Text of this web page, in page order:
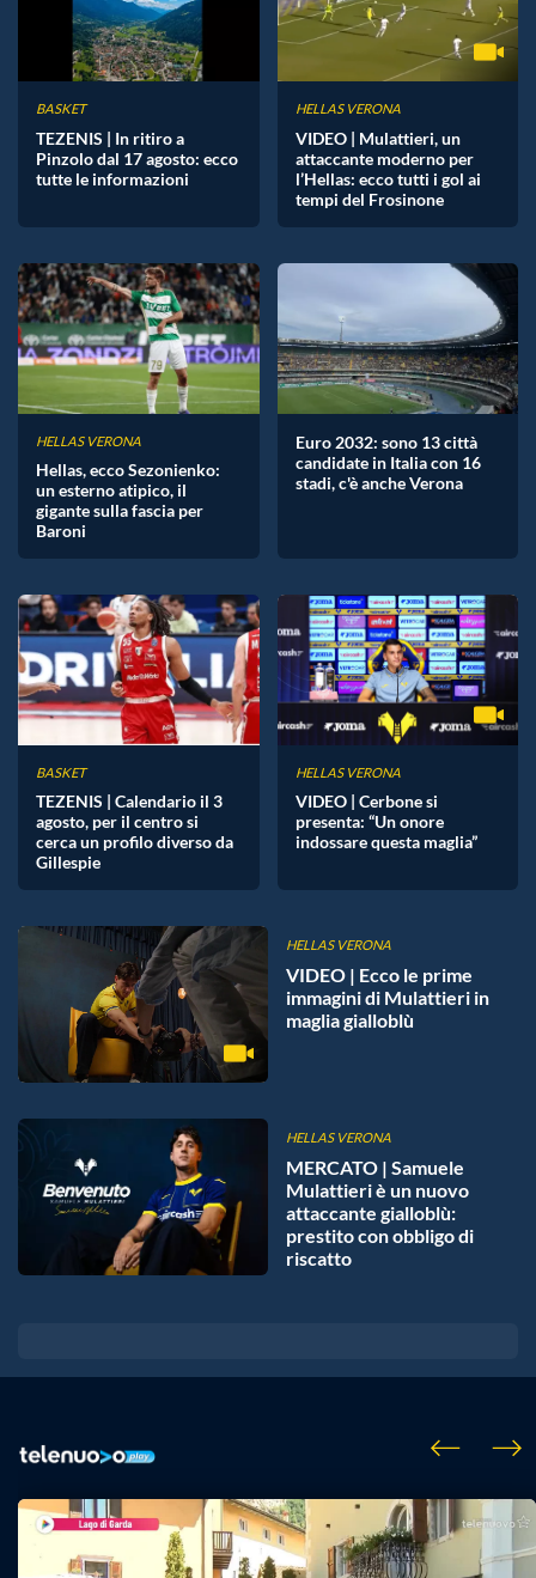
BASKET
TEZENIS | In ritiro a
Pinzolo dal 17 agosto: ecco
tutte le informazioni
HELLAS VERONA
VIDEO | Mulattieri, un
attaccante moderno per
l’Hellas: ecco tutti i gol ai
tempi del Frosinone
HELLAS VERONA
Hellas, ecco Sezonienko:
un esterno atipico, il
gigante sulla fascia per
Baroni
Euro 2032: sono 13 città
candidate in Italia con 16
stadi, c'è anche Verona
BASKET
TEZENIS | Calendario il 3
agosto, per il centro si
cerca un profilo diverso da
Gillespie
HELLAS VERONA
VIDEO | Cerbone si
presenta: “Un onore
indossare questa maglia”
HELLAS VERONA
VIDEO | Ecco le prime
immagini di Mulattieri in
maglia gialloblù
HELLAS VERONA
MERCATO | Samuele
Mulattieri è un nuovo
attaccante gialloblù:
prestito con obbligo di
riscatto